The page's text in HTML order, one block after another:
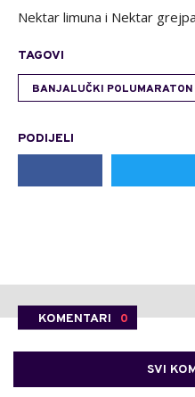
Nektar limuna i Nektar
TAGOVI
BANJALUČKI POLUMARATON
PODIJELI
KOMENTARI 0
SVI